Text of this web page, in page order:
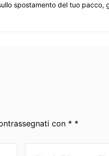
spostamento del tuo
con * *